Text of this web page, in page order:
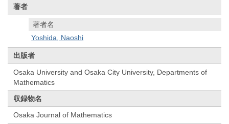
著者
著者名
Yoshida, Naoshi
出版者
Osaka University and Osaka City University, Departments of
Mathematics
収録物名
Osaka Journal of Mathematics